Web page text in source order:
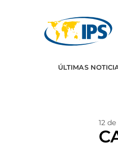
ÚLTIMAS
12